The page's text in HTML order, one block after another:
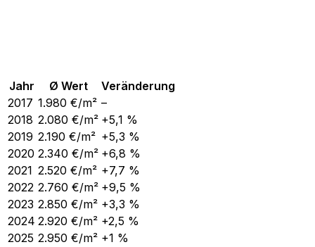
Jahr Ø Wert
Veränderung
2017 1.980 €/m² –
2018 2.080 €/m² +5,1 %
2019 2.190 €/m² +5,3 %
2020 2.340 €/m² +6,8 %
2021 2.520 €/m² +7,7 %
2022 2.760 €/m² +9,5 %
2023 2.850 €/m² +3,3 %
2024 2.920 €/m² +2,5 %
2025 2.950 €/m² +1 %